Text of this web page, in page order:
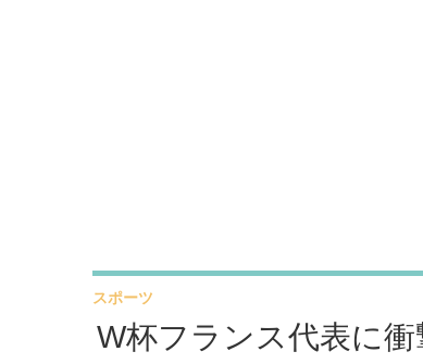
W杯フランス代表に
スポーツ